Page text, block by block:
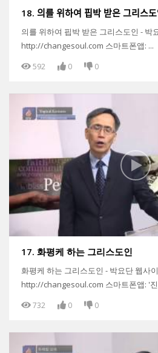
18. 의를 위하여 핍박 받은
의를 위하여 핍박 받은 그리스도인 - 박
http://changesoul.com 스마트폰앱: ...
592 0 0
17. 화평케 하는 그리스도인
화평케 하는 그리스도인 - 박요단 웹사
http://changesoul.com 스마트폰앱: '
732 0 0